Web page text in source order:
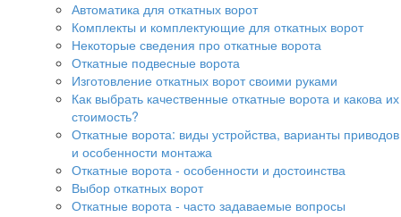
Автоматика для откатных ворот
Комплекты и комплектующие для откатных ворот
Некоторые сведения про откатные ворота
Откатные подвесные ворота
Изготовление откатных ворот своими руками
Как выбрать качественные откатные ворота и какова их
стоимость?
Откатные ворота: виды устройства, варианты приводов
и особенности монтажа
Откатные ворота - особенности и достоинства
Выбор откатных ворот
Откатные ворота - часто задаваемые вопросы